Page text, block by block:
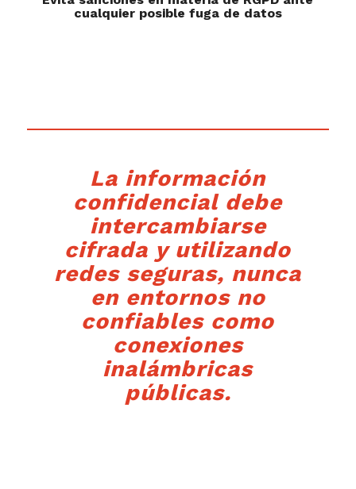
cualquier posible fuga de datos
La información
confidencial debe
intercambiarse
cifrada y utilizando
redes seguras, nunca
en entornos no
confiables como
conexiones
inalámbricas
públicas.